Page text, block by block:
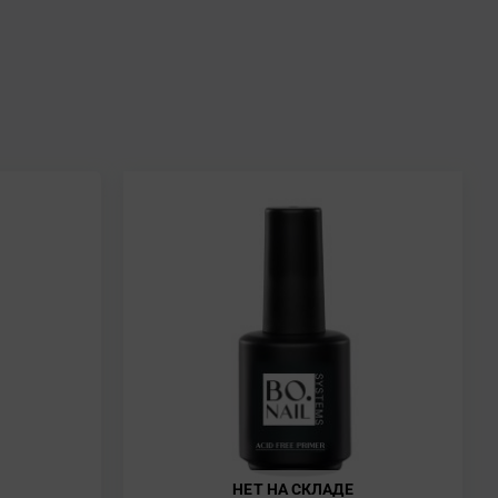
НЕТ НА СКЛАДЕ